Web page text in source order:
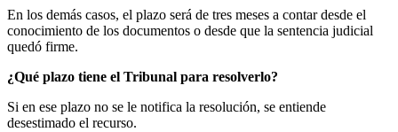
En los demás casos, el plazo será de tres meses a contar desde el
conocimiento de los documentos o desde que la sentencia judicial
quedó firme.
¿Qué plazo tiene el Tribunal para resolverlo?
Si en ese plazo no se le notifica la resolución, se entiende
desestimado el recurso.